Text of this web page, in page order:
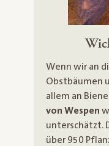
Wenn wir an
Obstbäumen
allem an
von Wespen
unterschätzt.
über 950